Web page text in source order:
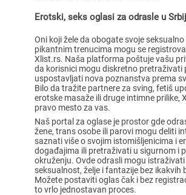
Erotski, seks oglasi za odrasle u
Oni koji žele da obogate svoje
pikantnim trenucima mogu se
Xlist.rs. Naša platforma poštuje vašu
da korisnici mogu diskretno pretraživati
uspostavljati nova poznanstva prema
Bilo da tražite partnere za sving, fetiš
erotske masaže ili druge intimne prilike,
pravo mesto za vas.
Naš portal za oglase je prostor gde
žene, trans osobe ili parovi mogu deliti
saznati više o svojim istomišljenicima i
događajima ili pretraživati u sigurnom i
okruženju. Ovde odrasli mogu istraživati
seksualnost, želje i fantazije bez ikakvih
Možete postaviti oglas čak i bez
to vrlo jednostavan proces.